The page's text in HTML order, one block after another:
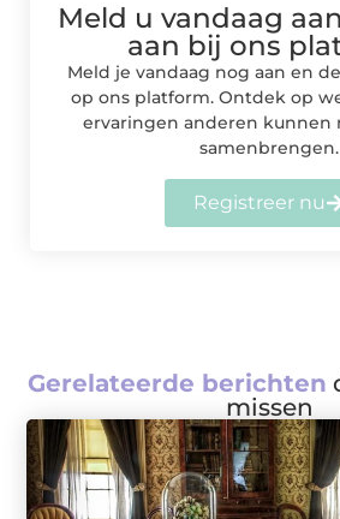
Meld u vandaag
aan bij ons
Meld je vandaag nog aan en
op ons platform. Ontdek op
ervaringen anderen kunnen
samenbrengen.
Registreer nu
Gerelateerde berichten
missen